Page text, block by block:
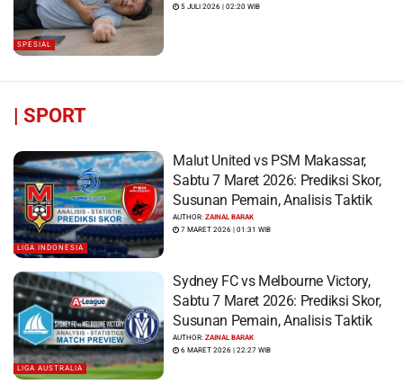
SPESIAL
5 JULI 2026 | 02:20 WIB
| SPORT
LIGA INDONESIA
Malut United vs PSM Makassar,
Sabtu 7 Maret 2026: Prediksi Skor,
Susunan Pemain, Analisis Taktik
AUTHOR:ZAINAL BARAK
7 MARET 2026 | 01:31 WIB
LIGA AUSTRALIA
Sydney FC vs Melbourne Victory,
Sabtu 7 Maret 2026: Prediksi Skor,
Susunan Pemain, Analisis Taktik
AUTHOR:ZAINAL BARAK
6 MARET 2026 | 22:27 WIB